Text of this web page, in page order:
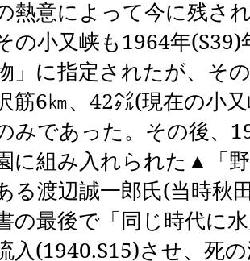
熱意によって今に残さ
の小又峡も1964年(S39)
」に指定されたが、そ
筋6㎞、 42㌶(現在の小
みであった。その後、
に組み入れられた▲「
る渡辺誠一郎氏(当時秋
の最後で「同じ時代に
入(1940.S15)させ、死